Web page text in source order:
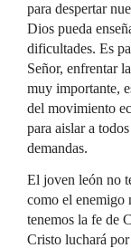
para despertar
Dios pueda
dificultades. Es
Señor, enfrentar
muy importante,
del movimiento
para aislar a
demandas.
El joven león no
como el enemigo
tenemos la fe de
Cristo luchará